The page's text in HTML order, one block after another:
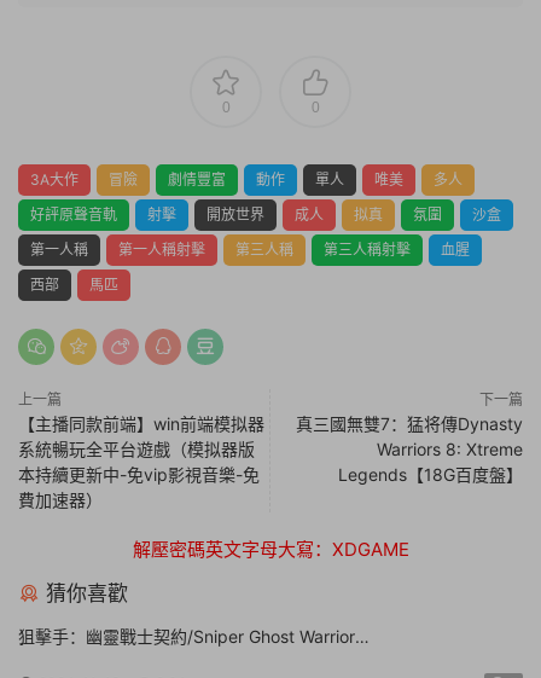
0 0
3A大作 冒險 劇情豐富 動作 單人 唯美
多人
好評原聲音軌
射擊 開放世界 成人 拟真 氛圍
沙盒
第一人稱
第一人稱射擊 第三人稱 第三人稱射擊
血腥
西部
馬匹
上一篇
【主播同款前端】win前端模拟器
系統暢玩全平台遊戲（模拟器版
本持續更新中-免vip影視音樂-免
費加速器）
下一篇
真三國無雙7：猛将傳Dynasty
Warriors 8: Xtreme
Legends【18G百度盤】
解壓密碼英文字母大寫：XDGAME
猜你喜歡
狙擊手：幽靈戰士契約/Sniper Ghost Warrior